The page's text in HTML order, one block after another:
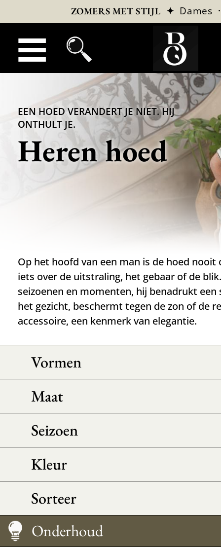
ZOMERS MET STIJL ✦ Dames
EEN HOED VERANDERT JE NIET. HIJ
ONTHULT JE.
Heren hoed
Op het hoofd van een man is de hoed
iets over de uitstraling, het gebaar of de
seizoenen en momenten, hij benadrukt
het gezicht, beschermt tegen de zon of de
accessoire, een kenmerk van elegantie.
Vormen
Maat
Seizoen
Kleur
Sorteer
Hoe te dragen